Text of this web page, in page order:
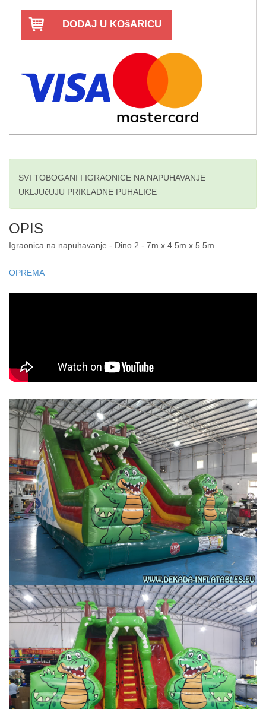
DODAJ U KOšARICU
SVI TOBOGANI I IGRAONICE NA NAPUHAVANJE
UKLJUčUJU PRIKLADNE PUHALICE
OPIS
Igraonica na napuhavanje - Dino 2 - 7m x 4.5m x 5.5m
OPREMA